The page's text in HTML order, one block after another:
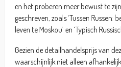
en het proberen meer bewust te
geschreven, zoals ‘Tussen Russen:
leven te Moskou’ en ‘Typisch
Gezien de detailhandelsprijs van
waarschijnlijk niet alleen